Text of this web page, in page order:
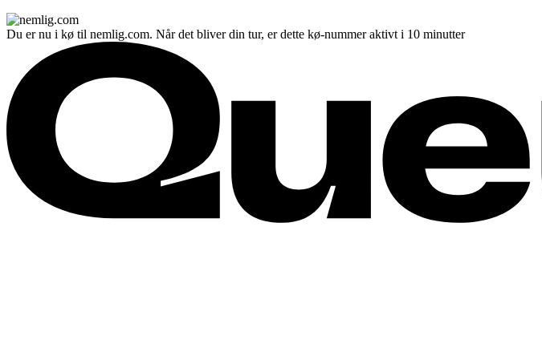
Du er nu i kø til nemlig.com. Når det bliver din tur, er dette kø-nummer aktivt i 10 minutter